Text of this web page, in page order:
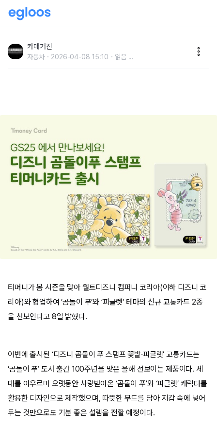
카드 출시
카매거진
자동차 2026-04-08 15:10 읽음 ...
티머니가 봄 시즌을 맞아 월트디즈니 컴퍼니 코리아(이하 디즈니 코
리아)와 협업하여 ’곰돌이 푸‘와 ’피글렛‘ 테마의 신규 교통카드 2종
을 선보인다고 8일 밝혔다.
이번에 출시된 ‘디즈니 곰돌이 푸 스탬프 꽃밭·피글렛’ 교통카드는
‘곰돌이 푸’ 도서 출간 100주년을 맞은 올해 선보이는 제품이다. 세
대를 아우르며 오랫동안 사랑받아온 ‘곰돌이 푸’와 ‘피글렛’ 캐릭터를
활용한 디자인으로 제작했으며, 따뜻한 무드를 담아 지갑 속에 넣어
두는 것만으로도 기분 좋은 설렘을 전할 예정이다.